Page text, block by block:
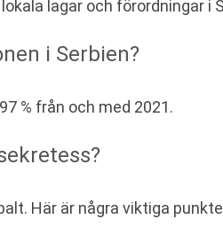
lagar och förordningar i
i Serbien?
% från och med 2021.
Här är några viktiga